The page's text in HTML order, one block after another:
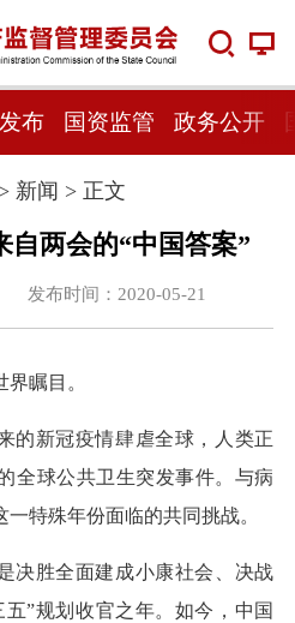
布 国资监管 政务公开
新闻 > 正文
自两会的“中国答案”
发布时间：2020-05-21
瞩目。
的新冠疫情肆虐全球，人类正
全球公共卫生突发事件。与病
特殊年份面临的共同挑战。
决胜全面建成小康社会、决战
”规划收官之年。如今，中国